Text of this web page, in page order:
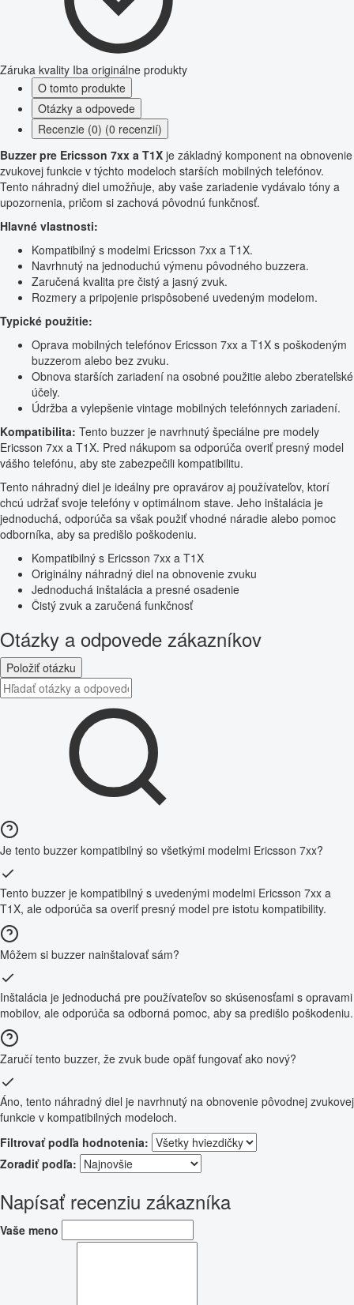
Záruka kvality Iba originálne produkty
O tomto produkte
Otázky a odpovede
Recenzie (0) (0 recenzií)
Buzzer pre Ericsson 7xx a T1X je základný komponent na obnovenie
zvukovej funkcie v týchto modeloch starších mobilných telefónov.
Tento náhradný diel umožňuje, aby vaše zariadenie vydávalo tóny a
upozornenia, pričom si zachová pôvodnú funkčnosť.
Hlavné vlastnosti:
Kompatibilný s modelmi Ericsson 7xx a T1X.
Navrhnutý na jednoduchú výmenu pôvodného buzzera.
Zaručená kvalita pre čistý a jasný zvuk.
Rozmery a pripojenie prispôsobené uvedeným modelom.
Typické použitie:
Oprava mobilných telefónov Ericsson 7xx a T1X s poškodeným
buzzerom alebo bez zvuku.
Obnova starších zariadení na osobné použitie alebo zberateľské
účely.
Údržba a vylepšenie vintage mobilných telefónnych zariadení.
Kompatibilita: Tento buzzer je navrhnutý špeciálne pre modely
Ericsson 7xx a T1X. Pred nákupom sa odporúča overiť presný model
vášho telefónu, aby ste zabezpečili kompatibilitu.
Tento náhradný diel je ideálny pre opravárov aj používateľov, ktorí
chcú udržať svoje telefóny v optimálnom stave. Jeho inštalácia je
jednoduchá, odporúča sa však použiť vhodné náradie alebo pomoc
odborníka, aby sa predišlo poškodeniu.
Kompatibilný s Ericsson 7xx a T1X
Originálny náhradný diel na obnovenie zvuku
Jednoduchá inštalácia a presné osadenie
Čistý zvuk a zaručená funkčnosť
Otázky a odpovede zákazníkov
Položiť otázku
Je tento buzzer kompatibilný so všetkými modelmi Ericsson 7xx?
Tento buzzer je kompatibilný s uvedenými modelmi Ericsson 7xx a
T1X, ale odporúča sa overiť presný model pre istotu kompatibility.
Môžem si buzzer nainštalovať sám?
Inštalácia je jednoduchá pre používateľov so skúsenosťami s opravami
mobilov, ale odporúča sa odborná pomoc, aby sa predišlo poškodeniu.
Zaručí tento buzzer, že zvuk bude opäť fungovať ako nový?
Áno, tento náhradný diel je navrhnutý na obnovenie pôvodnej zvukovej
funkcie v kompatibilných modeloch.
Filtrovať podľa hodnotenia:
Zoradiť podľa:
Napísať recenziu zákazníka
Vaše meno